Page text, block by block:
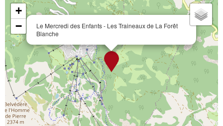
Le Mercredi des Enfants - Les Traineaux de La Forêt
Blanche
+
−